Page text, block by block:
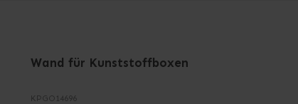
Wand für Kunststoffboxen
KPGO14696